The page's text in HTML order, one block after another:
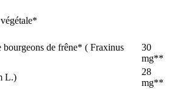
bourgeons de frêne* ( Fraxinus
30
mg**
L.)
28
mg**